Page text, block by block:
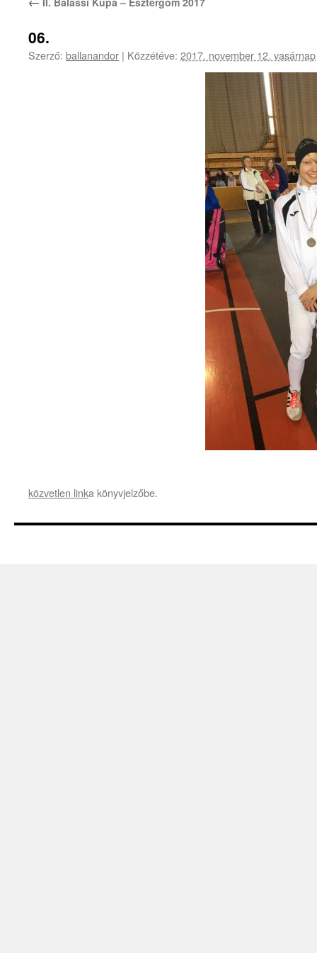
06.
Szerző: ballanandor | Közzétéve: 2017. november 12. vasárnap
közvetlen linka könyvjelzőbe.